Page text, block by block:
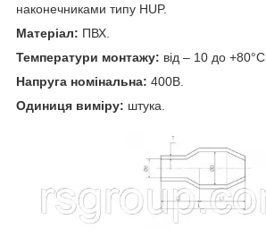
наконечниками типу HUP.
Матеріал: ПВХ.
Температури монтажу: від – 10 до +80°С.
Напруга номінальна: 400В.
Одиниця виміру: штука.